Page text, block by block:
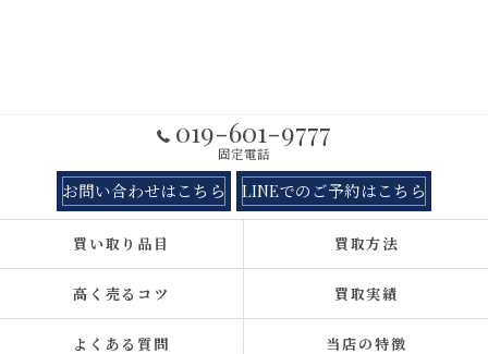
019-601-9777
固定電話
お問い合わせはこちら LINEでのご予約はこちら
買い取り品目 買取方法
高く売るコツ 買取実績
よくある質問 当店の特徴